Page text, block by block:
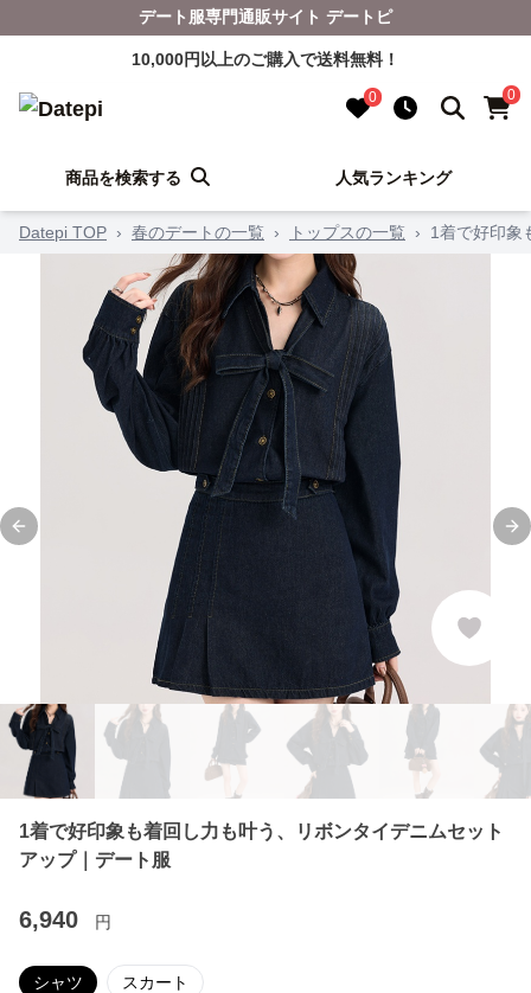
デート服専門通販サイト デートピ
10,000円以上のご購入で送料無料！
0 0
商品を検索する 人気ランキング
Datepi TOP › 春のデートの一覧 › トップスの一覧 › 1着で好印象
Previous slide
1着で好印象も着回し力も叶う、リボンタイデニムセット
アップ｜デート服
6,940 円
シャツ スカート